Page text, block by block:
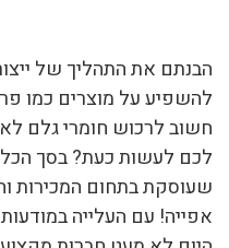
הבנתם את התהליך של
להשפיע על מוצרים כמו
חשוב לרכוש חומרי גלם
לכם לעשות כעת? בסך
שעוסקת בתחום המכירות
אפייה! עם העלייה